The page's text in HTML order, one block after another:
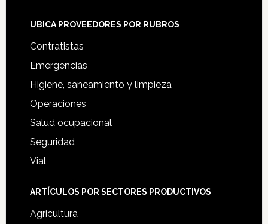
UBICA PROVEEDORES POR RUBROS
Contratistas
Emergencias
Higiene, saneamiento y limpieza
Operaciones
Salud ocupacional
Seguridad
Vial
ARTÍCULOS POR SECTORES PRODUCTIVOS
Agricultura